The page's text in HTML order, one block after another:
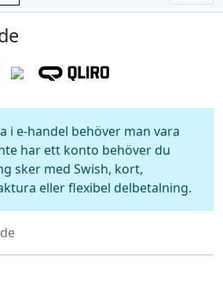
i e-handel behöver man vara
har ett konto behöver du
sker med Swish, kort,
eller flexibel delbetalning.